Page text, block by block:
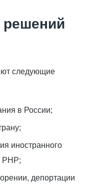
следующие
в России;
иностранного
РНР;
депортации